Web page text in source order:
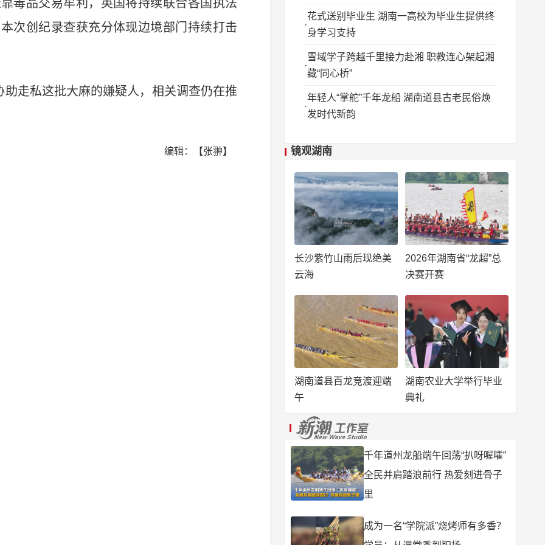
品交易牟利，英国将持续联合各国执法
次创纪录查获充分体现边境部门持续打击
私这批大麻的嫌疑人，相关调查仍在推
编辑：【张翀】
花式送别毕业生 湖南一高校为毕业生提供终
身学习支持
雪域学子跨越千里接力赴湘 职教连心架起湘
藏“同心桥”
年轻人“掌舵”千年龙船 湖南道县古老民俗焕
发时代新韵
镜观湖南
长沙紫竹山雨后现绝美
云海
2026年湖南省“龙超”总
决赛开赛
湖南道县百龙竞渡迎端
午
湖南农业大学举行毕业
典礼
千年道州龙船端午回荡“扒呀喔嚯”
全民并肩踏浪前行 热爱刻进骨子
里
成为一名“学院派”烧烤师有多香？